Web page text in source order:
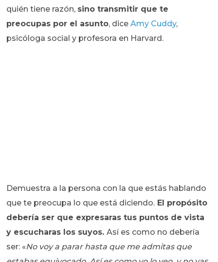
quién tiene razón, sino transmitir que te
preocupas por el asunto, diceAmy Cuddy,
psicóloga social y profesora en Harvard.
Demuestra a la persona con la que estás hablando
que te preocupa lo que está diciendo. El propósito
debería ser que expresaras tus puntos de vista
y escucharas los suyos.Así es como no debería
ser: «No voy a parar hasta que me admitas que